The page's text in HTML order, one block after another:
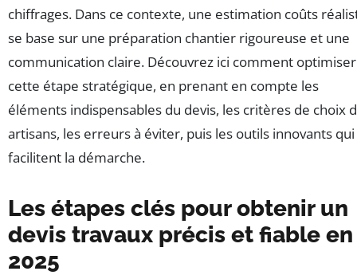
chiffrages. Dans ce contexte, une estimation coûts
se base sur une préparation chantier rigoureuse et une
communication claire. Découvrez ici comment optimiser
cette étape stratégique, en prenant en compte les
éléments indispensables du devis, les critères de choix
artisans, les erreurs à éviter, puis les outils innovants qui
facilitent la démarche.
Les étapes clés pour obtenir un
devis travaux précis et fiable en
2025